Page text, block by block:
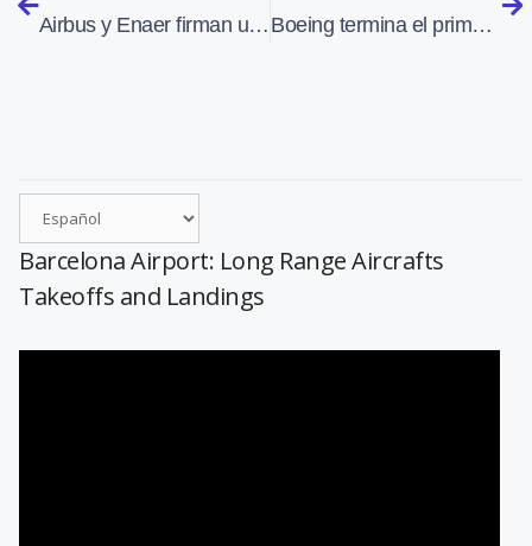
Airbus y Enaer firman un acuerdo para cooperar en el mantenimiento y modernización de aviones Boeing termina el primer 737 Next Generation fabricado a un mayor ritmo de producción
Barcelona Airport: Long Range Aircrafts
Takeoffs and Landings